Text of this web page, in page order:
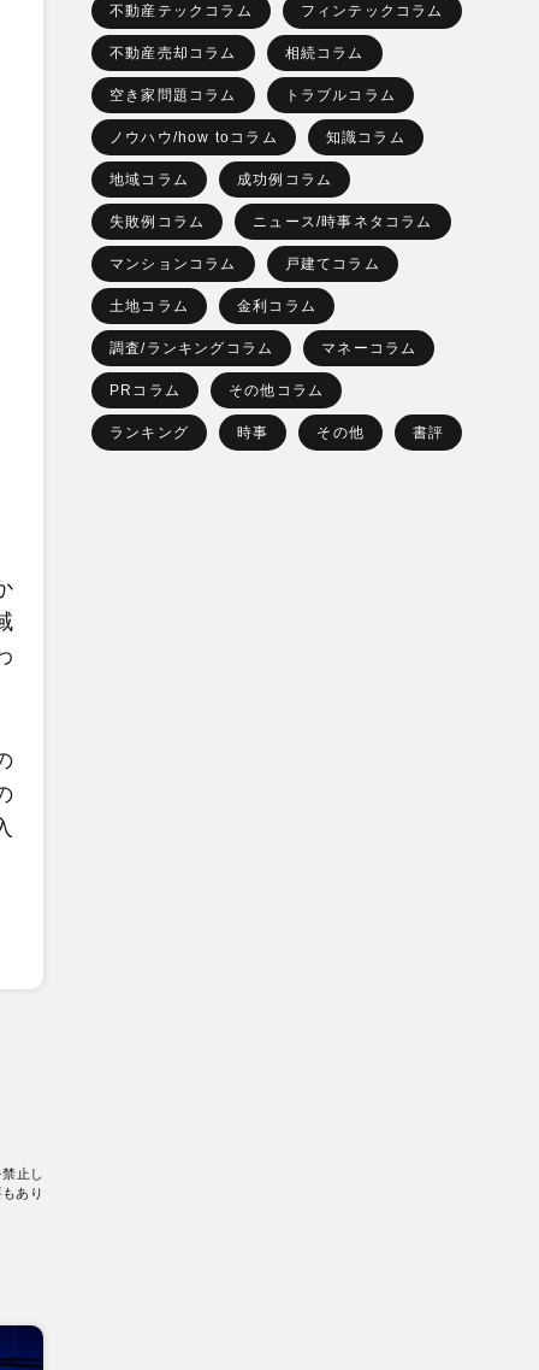
止し
あり
不動産テックコラム フィンテックコラム
不動産売却コラム 相続コラム
空き家問題コラム トラブルコラム
ノウハウ/how toコラム 知識コラム
地域コラム 成功例コラム
失敗例コラム ニュース/時事ネタコラム
マンションコラム 戸建てコラム
土地コラム 金利コラム
調査/ランキングコラム マネーコラム
PRコラム その他コラム
ランキング 時事 その他 書評